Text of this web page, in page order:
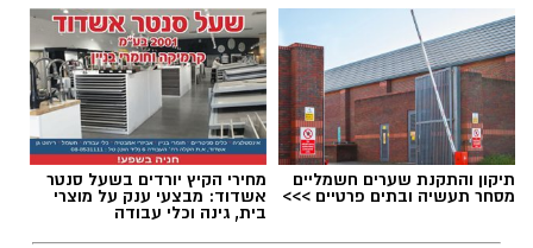
תיקון והתקנת שערים חשמליים
מסחר תעשיה ובתים פרטיים >>>
מחירי הקיץ יורדים בשעל סנטר
אשדוד: מבצעי ענק על מוצרי
בית, גינה וכלי עבודה